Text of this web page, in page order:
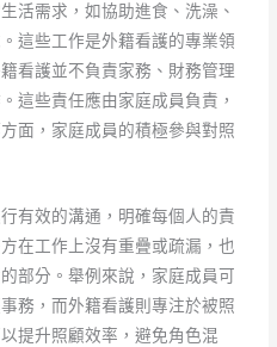
活需求，如協助進食、洗澡、
這些工作是外籍看護的專業領
看護並不負責家務、財務管理
這些責任應由家庭成員負責，
面，家庭成員的積極參與對照
有效的溝通，明確每個人的責
在工作上沒有重疊或疏漏，也
部分。舉例來說，家庭成員可
務，而外籍看護則專注於被照
提升照顧效率，避免角色混